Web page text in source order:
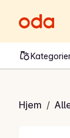
Hjem /
halal